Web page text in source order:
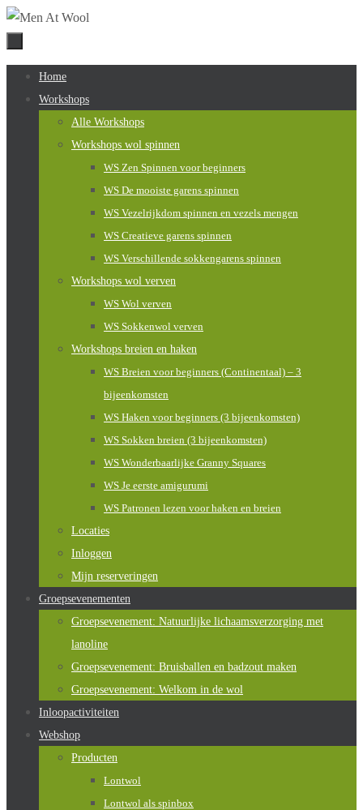
Naar
inhoud
springen
Naar
Home
Workshops
Alle Workshops
Workshops wol spinnen
WS Zen Spinnen voor beginners
WS De mooiste garens spinnen
WS Vezelrijkdom spinnen en vezels mengen
WS Creatieve garens spinnen
WS Verschillende sokkengarens spinnen
Workshops wol verven
WS Wol verven
WS Sokkenwol verven
Workshops breien en haken
WS Breien voor beginners (Continentaal) – 3
bijeenkomsten
WS Haken voor beginners (3 bijeenkomsten)
WS Sokken breien (3 bijeenkomsten)
WS Wonderbaarlijke Granny Squares
WS Je eerste amigurumi
WS Patronen lezen voor haken en breien
Locaties
Inloggen
Mijn reserveringen
Groepsevenementen
Groepsevenement: Natuurlijke lichaamsverzorging met
lanoline
Groepsevenement: Bruisballen en badzout maken
Groepsevenement: Welkom in de wol
Inloopactiviteiten
Webshop
Producten
Lontwol
Lontwol als spinbox